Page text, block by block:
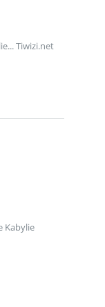
Tiwizi.net
Kabylie